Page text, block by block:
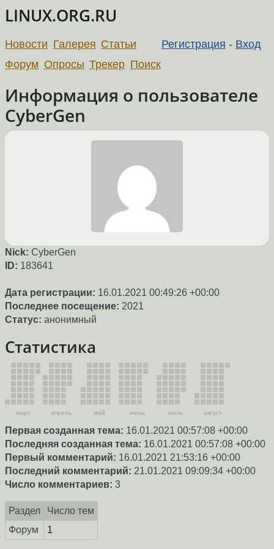
LINUX.ORG.RU
Регистрация - Вход
Новости Галерея Статьи
Форум Опросы Трекер Поиск
Информация о пользователе
CyberGen
Nick: CyberGen
ID: 183641
Дата регистрации: 16.01.2021 00:49:26 +00:00
Последнее посещение: 2021
Статус: анонимный
Статистика
март апрель май июнь июль август
Первая созданная тема: 16.01.2021 00:57:08 +00:00
Последняя созданная тема: 16.01.2021 00:57:08 +00:00
Первый комментарий: 16.01.2021 21:53:16 +00:00
Последний комментарий: 21.01.2021 09:09:34 +00:00
Число комментариев: 3
Раздел
Число тем
Форум
1